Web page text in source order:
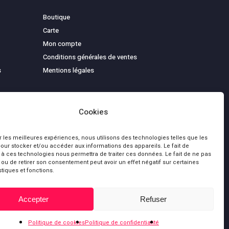
Cookies
les meilleures expériences, nous utilisons des technologies telles que les
stocker et/ou accéder aux informations des appareils. Le fait de
ces technologies nous permettra de traiter ces données. Le fait de ne pas
de retirer son consentement peut avoir un effet négatif sur certaines
et fonctions.
Accepter Refuser
Politique de cookiesPolitique de confidentialité
le panier Commander
Boutique
Carte
Mon compte
Conditions générales de ventes
Mentions légales